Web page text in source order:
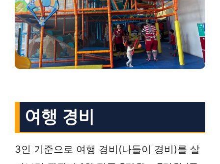
여행 경비
3인 기준으로 여행 경비(나들이 경비)를 살